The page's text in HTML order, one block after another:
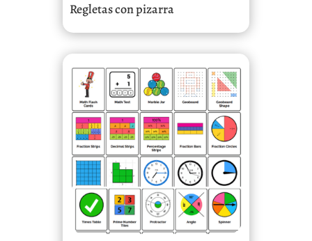
Regletas con pizarra